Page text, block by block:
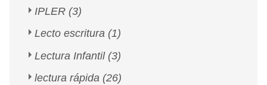
IPLER (3)
Lecto escritura (1)
Lectura Infantil (3)
lectura rápida (26)